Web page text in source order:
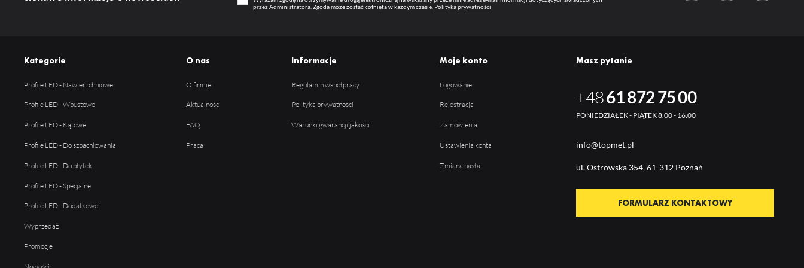
przez Administratora. Zgoda może zostać cofnięta w każdym czasie. Polityka prywatności
Kategorie
Profile LED - Nawierzchniowe
Profile LED - Wpustowe
Profile LED - Kątowe
Profile LED - Do szpachlowania
Profile LED - Do płytek
Profile LED - Specjalne
Profile LED - Dodatkowe
Wyprzedaż
Promocje
O nas
O firmie
Aktualności
FAQ
Praca
Informacje
Regulamin współpracy
Polityka prywatności
Warunki gwarancji jakości
Moje konto
Logowanie
Rejestracja
Zamówienia
Ustawienia konta
Zmiana hasła
Masz pytanie
+4861 872 75 00
PONIEDZIAŁEK - PIĄTEK 8.00 - 16.00
info@topmet.pl
ul. Ostrowska 354, 61-312 Poznań
FORMULARZ KONTAKTOWY